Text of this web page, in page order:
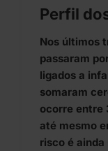
Perfil
Nos últimos
passaram
ligados a
somaram
ocorre entre
até mesmo
risco é